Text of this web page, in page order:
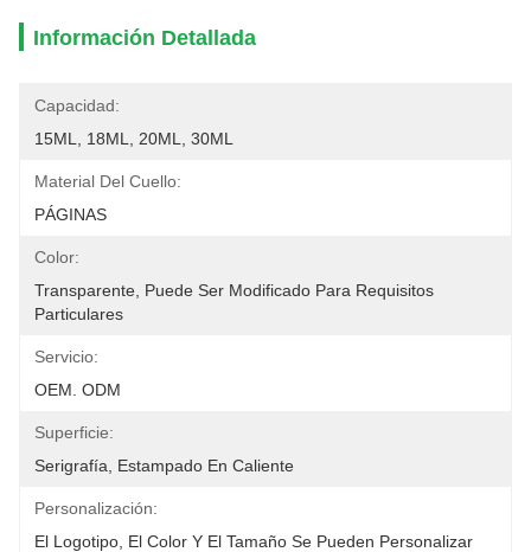
Información Detallada
Capacidad:
15ML, 18ML, 20ML, 30ML
Material Del Cuello:
PÁGINAS
Color:
Transparente, Puede Ser Modificado Para Requisitos
Particulares
Servicio:
OEM. ODM
Superficie:
Serigrafía, Estampado En Caliente
Personalización:
El Logotipo, El Color Y El Tamaño Se Pueden Personalizar